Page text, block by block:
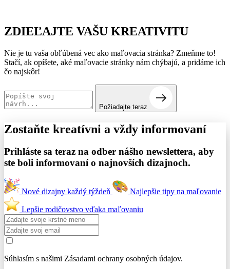
ZDIEĽAJTE VAŠU KREATIVITU
Nie je tu vaša obľúbená vec ako maľovacia stránka? Zmeňme to!
Stačí, ak opíšete, aké maľovacie stránky nám chýbajú, a pridáme ich
čo najskôr!
Požiadajte teraz
Zostaňte kreatívni a vždy informovaní
Prihláste sa teraz na odber nášho newslettera, aby
ste boli informovaní o najnovších dizajnoch.
Nové dizajny každý týždeň Najlepšie tipy na maľovanie
Lepšie rodičovstvo vďaka maľovaniu
Súhlasím s našimi Zásadami ochrany osobných údajov.